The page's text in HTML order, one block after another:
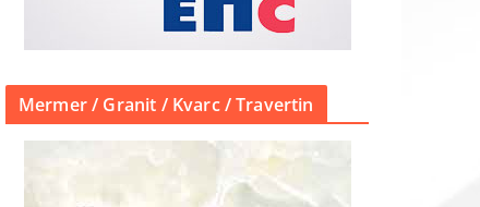
Mermer / Granit / Kvarc / Travertin